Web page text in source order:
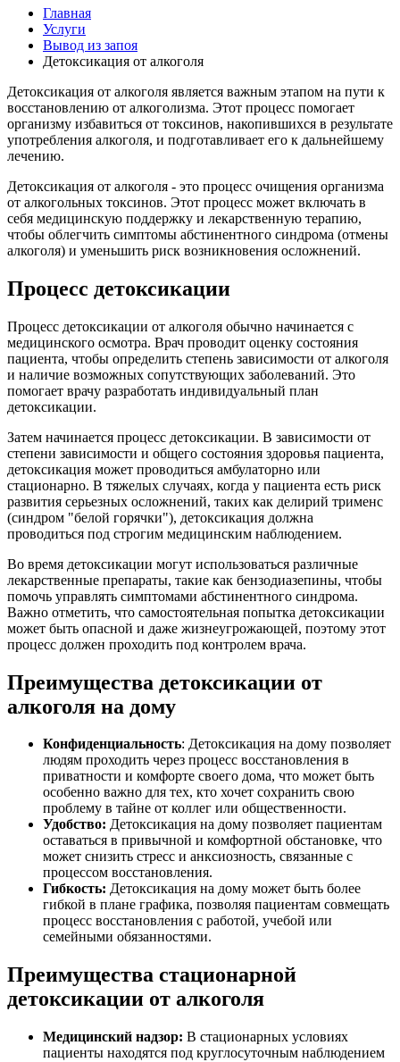
Главная
Услуги
Вывод из запоя
Детоксикация от алкоголя
Детоксикация от алкоголя является важным этапом на пути к
восстановлению от алкоголизма. Этот процесс помогает
организму избавиться от токсинов, накопившихся в результате
употребления алкоголя, и подготавливает его к дальнейшему
лечению.
Детоксикация от алкоголя - это процесс очищения организма
от алкогольных токсинов. Этот процесс может включать в
себя медицинскую поддержку и лекарственную терапию,
чтобы облегчить симптомы абстинентного синдрома (отмены
алкоголя) и уменьшить риск возникновения осложнений.
Процесс детоксикации
Процесс детоксикации от алкоголя обычно начинается с
медицинского осмотра. Врач проводит оценку состояния
пациента, чтобы определить степень зависимости от алкоголя
и наличие возможных сопутствующих заболеваний. Это
помогает врачу разработать индивидуальный план
детоксикации.
Затем начинается процесс детоксикации. В зависимости от
степени зависимости и общего состояния здоровья пациента,
детоксикация может проводиться амбулаторно или
стационарно. В тяжелых случаях, когда у пациента есть риск
развития серьезных осложнений, таких как делирий трименс
(синдром "белой горячки"), детоксикация должна
проводиться под строгим медицинским наблюдением.
Во время детоксикации могут использоваться различные
лекарственные препараты, такие как бензодиазепины, чтобы
помочь управлять симптомами абстинентного синдрома.
Важно отметить, что самостоятельная попытка детоксикации
может быть опасной и даже жизнеугрожающей, поэтому этот
процесс должен проходить под контролем врача.
Преимущества детоксикации от
алкоголя на дому
Конфиденциальность: Детоксикация на дому позволяет
людям проходить через процесс восстановления в
приватности и комфорте своего дома, что может быть
особенно важно для тех, кто хочет сохранить свою
проблему в тайне от коллег или общественности.
Удобство: Детоксикация на дому позволяет пациентам
оставаться в привычной и комфортной обстановке, что
может снизить стресс и анксиозность, связанные с
процессом восстановления.
Гибкость: Детоксикация на дому может быть более
гибкой в плане графика, позволяя пациентам совмещать
процесс восстановления с работой, учебой или
семейными обязанностями.
Преимущества стационарной
детоксикации от алкоголя
Медицинский надзор: В стационарных условиях
пациенты находятся под круглосуточным наблюдением